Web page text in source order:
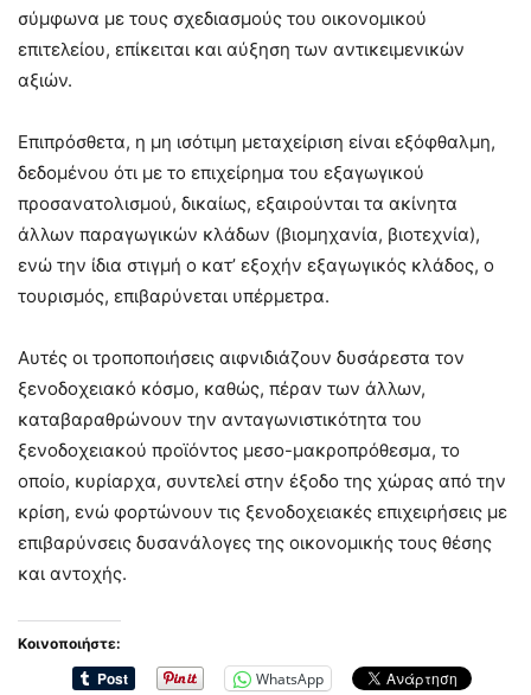
σύμφωνα με τους σχεδιασμούς του οικονομικού
επιτελείου, επίκειται και αύξηση των αντικειμενικών
αξιών.
Επιπρόσθετα, η μη ισότιμη μεταχείριση είναι εξόφθαλμη,
δεδομένου ότι με το επιχείρημα του εξαγωγικού
προσανατολισμού, δικαίως, εξαιρούνται τα ακίνητα
άλλων παραγωγικών κλάδων (βιομηχανία, βιοτεχνία),
ενώ την ίδια στιγμή ο κατ’ εξοχήν εξαγωγικός κλάδος, ο
τουρισμός, επιβαρύνεται υπέρμετρα.
Αυτές οι τροποποιήσεις αιφνιδιάζουν δυσάρεστα τον
ξενοδοχειακό κόσμο, καθώς, πέραν των άλλων,
καταβαραθρώνουν την ανταγωνιστικότητα του
ξενοδοχειακού προϊόντος μεσο-μακροπρόθεσμα, το
οποίο, κυρίαρχα, συντελεί στην έξοδο της χώρας από την
κρίση, ενώ φορτώνουν τις ξενοδοχειακές επιχειρήσεις με
επιβαρύνσεις δυσανάλογες της οικονομικής τους θέσης
και αντοχής.
Κοινοποιήστε:
WhatsApp